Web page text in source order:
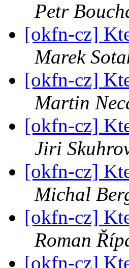
Petr
[okfn-cz]
Marek
[okfn-cz]
Martin
[okfn-cz]
Jiri
[okfn-cz]
Michal
[okfn-cz]
Roman
[okfn-cz]